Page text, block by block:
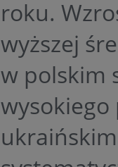
roku.
wyższej
w polskim